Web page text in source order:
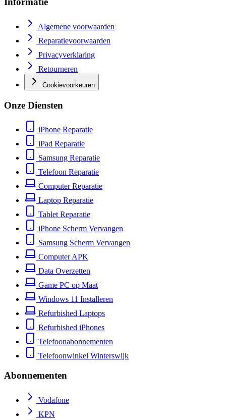
Algemene voorwaarden
Reparatievoorwaarden
Privacyverklaring
Retourneren
Cookievoorkeuren
Onze Diensten
iPhone Reparatie
iPad Reparatie
Samsung Reparatie
Telefoon Reparatie
Computer Reparatie
Laptop Reparatie
Tablet Reparatie
iPhone Scherm Vervangen
Samsung Scherm Vervangen
Computer APK
Data Overzetten
Game PC op Maat
Windows 11 Installeren
Refurbished Laptops
Refurbished iPhones
Telefoonabonnementen
Telefoonwinkel Winterswijk
Abonnementen
Vodafone
KPN